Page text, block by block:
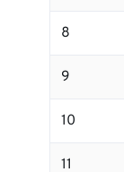
8
9
10
11